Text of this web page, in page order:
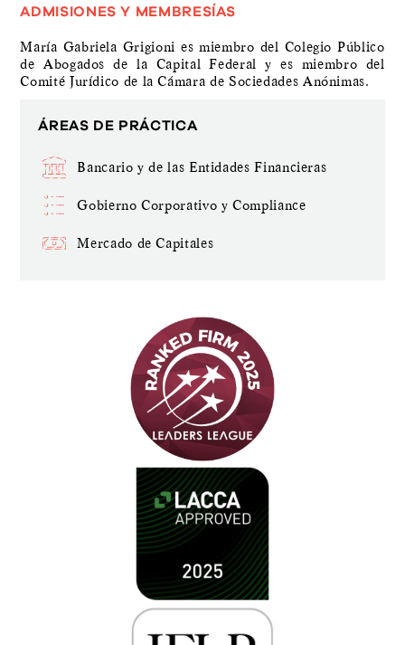
ADMISIONES Y MEMBRESÍAS
María Gabriela Grigioni es miembro del Colegio Público
de Abogados de la Capital Federal y es miembro del
Comité Jurídico de la Cámara de Sociedades Anónimas.
ÁREAS DE PRÁCTICA
Bancario y de las Entidades Financieras
Gobierno Corporativo y Compliance
Mercado de Capitales